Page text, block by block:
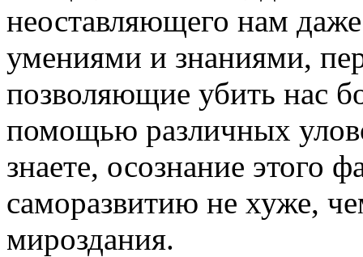
неоставляющего нам
умениями и знаниями,
позволяющие убить нас
помощью различных
знаете, осознание этого
саморазвитию не хуже,
мироздания.